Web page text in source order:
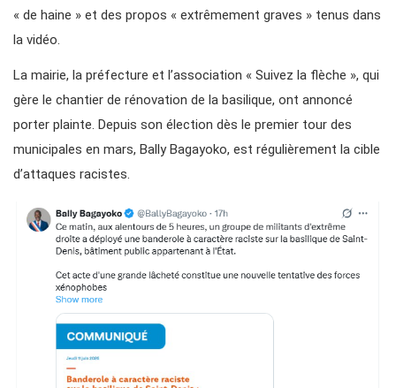
« de haine » et des propos « extrêmement graves » tenus dans
la vidéo.
La mairie, la préfecture et l’association « Suivez la flèche », qui
gère le chantier de rénovation de la basilique, ont annoncé
porter plainte. Depuis son élection dès le premier tour des
municipales en mars, Bally Bagayoko, est régulièrement la cible
d’attaques racistes.